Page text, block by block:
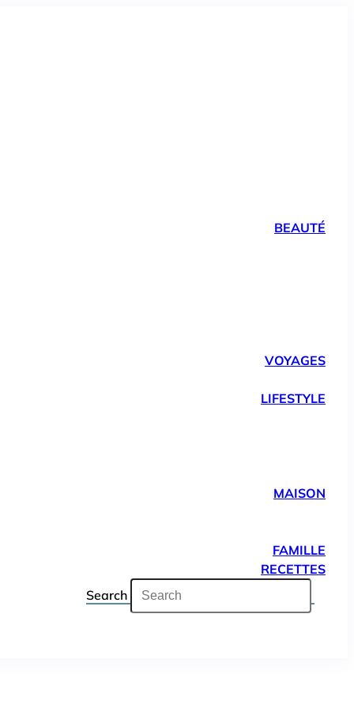
BEAUTÉ
VOYAGES
LIFESTYLE
MAISON
FAMILLE
RECETTES
Search